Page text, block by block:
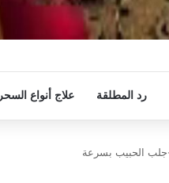
رد المطلقة علاج أنواع السحر